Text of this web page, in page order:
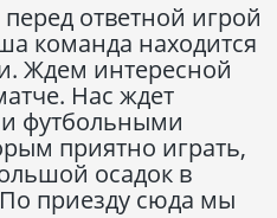
ответной игрой
команда находится
Ждем интересной
Нас ждет
футбольными
приятно играть,
осадок в
приезду сюда мы